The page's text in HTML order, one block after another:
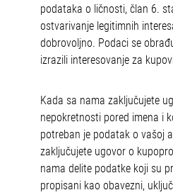
podataka o ličnosti, član 6.
ostvarivanje legitimnih
dobrovoljno. Podaci se
izrazili interesovanje za
Kada sa nama zaključujete
nepokretnosti pored imena i
potreban je podatak o vašoj
zaključujete ugovor o
nama delite podatke koji su
propisani kao obavezni,